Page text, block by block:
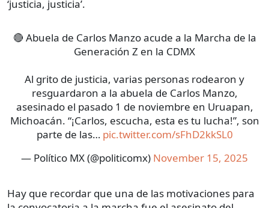
‘justicia, justicia’.
🔴 Abuela de Carlos Manzo acude a la Marcha de la
Generación Z en la CDMX
Al grito de justicia, varias personas rodearon y
resguardaron a la abuela de Carlos Manzo,
asesinado el pasado 1 de noviembre en Uruapan,
Michoacán. “¡Carlos, escucha, esta es tu lucha!”, son
parte de las… pic.twitter.com/sFhD2kkSL0
— Político MX (@politicomx) November 15, 2025
Hay que recordar que una de las motivaciones para